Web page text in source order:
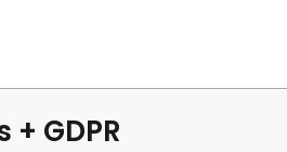
+ GDPR